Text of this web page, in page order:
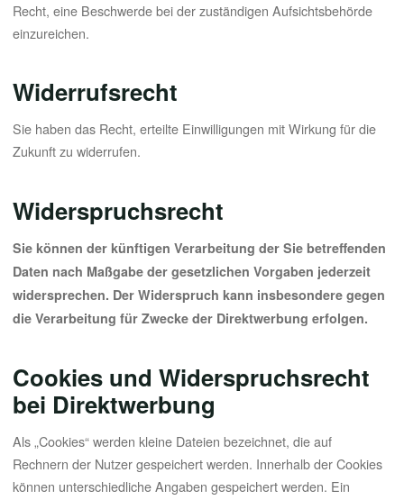
Recht, eine Beschwerde bei der zuständigen Aufsichtsbehörde
einzureichen.
Widerrufsrecht
Sie haben das Recht, erteilte Einwilligungen mit Wirkung für die
Zukunft zu widerrufen.
Widerspruchsrecht
Sie können der künftigen Verarbeitung der Sie betreffenden
Daten nach Maßgabe der gesetzlichen Vorgaben jederzeit
widersprechen. Der Widerspruch kann insbesondere gegen
die Verarbeitung für Zwecke der Direktwerbung erfolgen.
Cookies und Widerspruchsrecht
bei Direktwerbung
Als „Cookies“ werden kleine Dateien bezeichnet, die auf
Rechnern der Nutzer gespeichert werden. Innerhalb der Cookies
können unterschiedliche Angaben gespeichert werden. Ein